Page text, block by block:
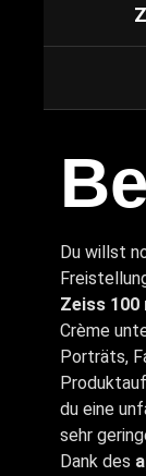
Du willst
Zeiss 100
Crème
Porträts,
du eine
sehr
Dank des